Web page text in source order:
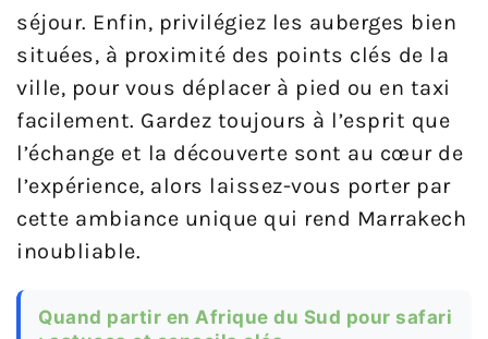
séjour. Enfin, privilégiez les auberges bien
situées, à proximité des points clés de la
ville, pour vous déplacer à pied ou en taxi
facilement. Gardez toujours à l’esprit que
l’échange et la découverte sont au cœur de
l’expérience, alors laissez-vous porter par
cette ambiance unique qui rend Marrakech
inoubliable.
Quand partir en Afrique du Sud pour safari